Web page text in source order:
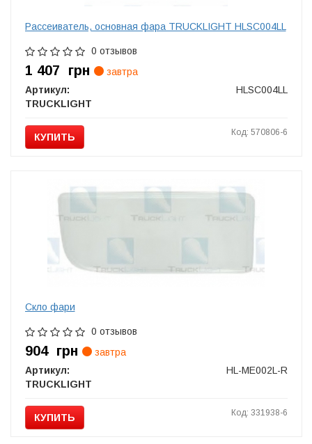
Рассеиватель, основная фара TRUCKLIGHT HLSC004LL
0 отзывов
1 407 грн
завтра
Артикул:
HLSC004LL
TRUCKLIGHT
КУПИТЬ Код: 570806-6
Скло фари
0 отзывов
904 грн
завтра
Артикул:
HL-ME002L-R
TRUCKLIGHT
КУПИТЬ Код: 331938-6